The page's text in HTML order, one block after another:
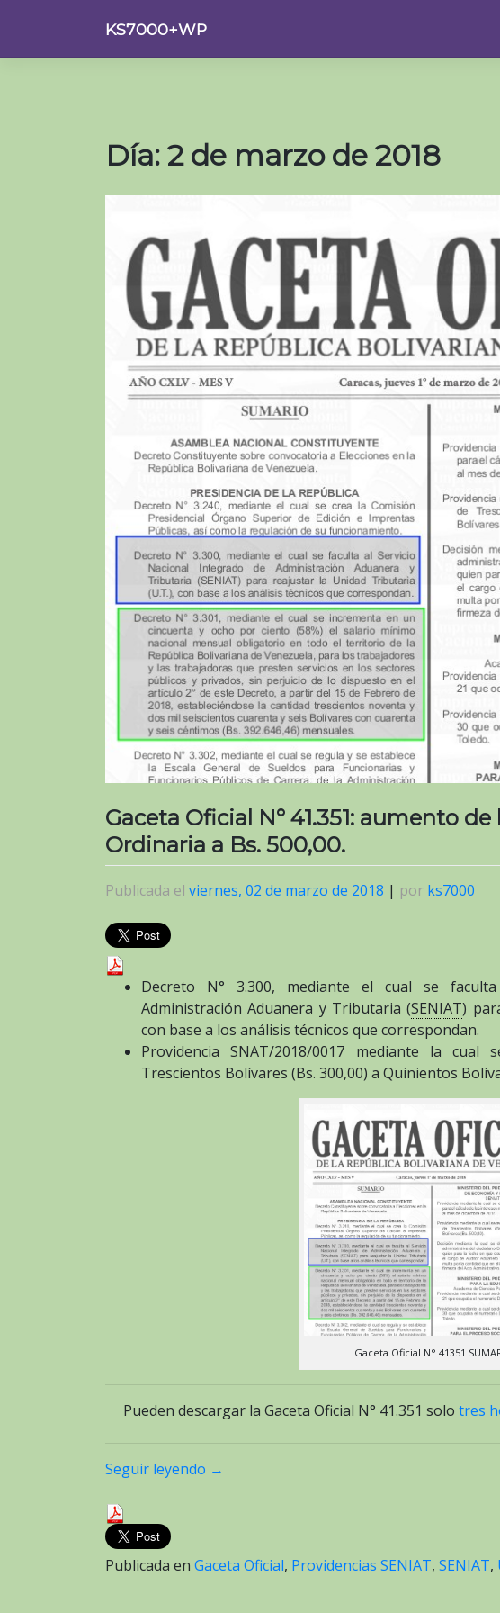
contenido
KS7000+WP
Día: 2 de marzo de 2018
Gaceta Oficial N° 41.351: aumento
Ordinaria a Bs. 500,00.
Publicada el viernes, 02 de marzo de 2018 | por ks7000
Decreto N° 3.300, mediante el cual se
Administración Aduanera y Tributaria (SENIAT)
con base a los análisis técnicos que correspondan.
Providencia SNAT/2018/0017 mediante la
Trescientos Bolívares (Bs. 300,00) a Quinientos
Gaceta Oficial N° 41351
Pueden descargar la Gaceta Oficial N° 41.351 solo tres
Seguir leyendo →
Publicada en Gaceta Oficial, Providencias SENIAT, SENIAT,